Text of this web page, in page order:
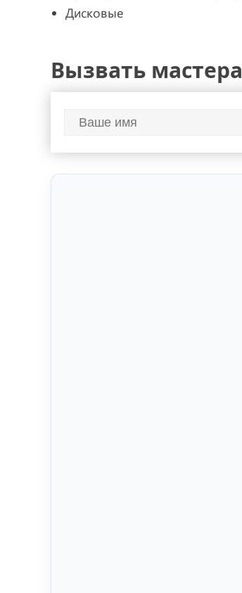
Дисковые
Вызвать мастера